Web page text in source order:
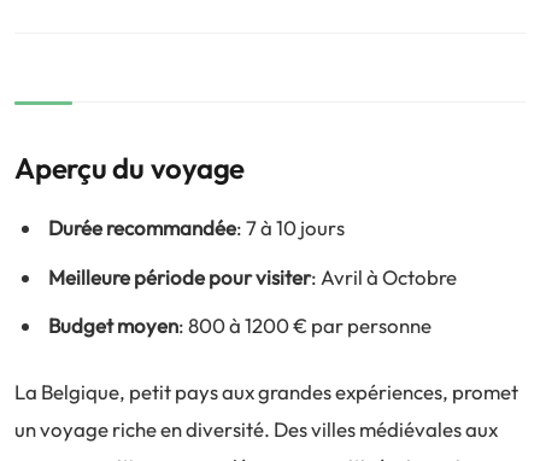
Aperçu du voyage
Durée recommandée: 7 à 10 jours
Meilleure période pour visiter: Avril à Octobre
Budget moyen: 800 à 1200 € par personne
La Belgique, petit pays aux grandes expériences, promet
un voyage riche en diversité. Des villes médiévales aux